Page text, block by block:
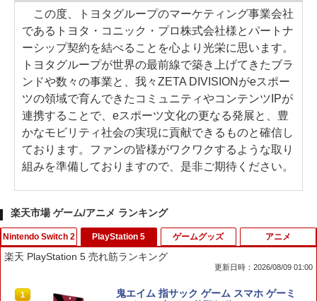
この度、トヨタグループのマーケティング事業会社
であるトヨタ・コニック・プロ株式会社様とパートナ
ーシップ契約を結べることを心より光栄に思います。
トヨタグループが世界の最前線で築き上げてきたブラ
ンドや数々の事業と、我々ZETA DIVISIONがeスポー
ツの領域で育んできたコミュニティやコンテンツIPが
連携することで、eスポーツ文化の更なる発展と、豊
かなモビリティ社会の実現に貢献できるものと確信し
ております。ファンの皆様がワクワクするような取り
組みを準備しておりますので、是非ご期待ください。
楽天市場 ゲーム/アニメ ランキング
Nintendo Switch 2
1
【10倍ポイント】Nintendo Switch 2 収
PlayStation 5
楽天 PlayStation 5 売れ筋ランキング
更新日時：2026/08/09 01:00
1
鬼エイム 指サック ゲーム スマホ ゲーミ
ゲームグッズ アニメ